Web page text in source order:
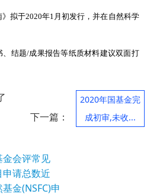
于2020年1月初发行，并在自然科学
结题/成果报告等纸质材料建议双面打
下一篇：
2020年国基金完
成初审,未收...
会评常见
请总数近
金(NSFC)申